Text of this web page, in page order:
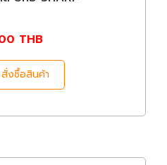
THB
สั่งซื้อสินค้า